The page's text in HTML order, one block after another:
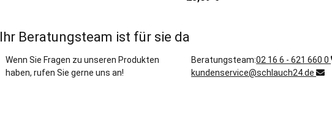
Ihr Beratungsteam ist für sie da
Wenn Sie Fragen zu unseren Produkten
haben, rufen Sie gerne uns an!
Beratungsteam:02 16 6 - 621 660 0
kundenservice@schlauch24.de